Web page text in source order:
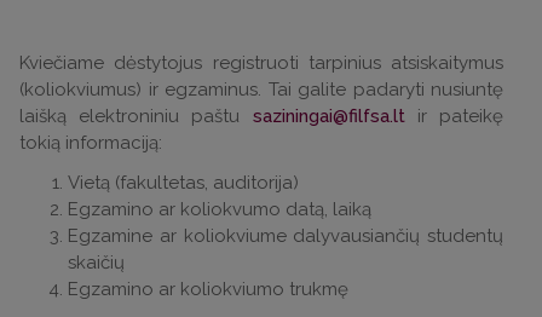
Kviečiame dėstytojus registruoti tarpinius atsiskaitymus
(koliokviumus) ir egzaminus. Tai galite padaryti nusiuntę
laišką elektroniniu paštu saziningai@filfsa.ltir pateikę
tokią informaciją:
Vietą (fakultetas, auditorija)
Egzamino ar koliokvumo datą, laiką
Egzamine ar koliokviume dalyvausiančių studentų
skaičių
Egzamino ar koliokviumo trukmę